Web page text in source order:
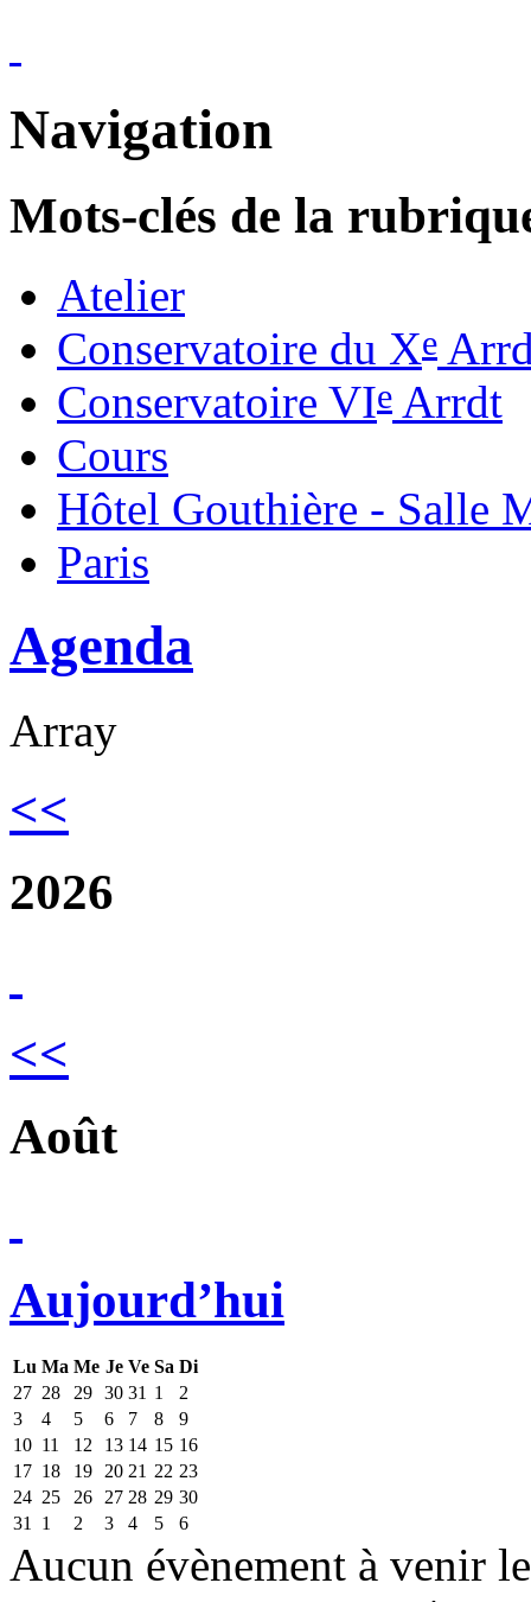
Navigation
Mots-clés de la
Atelier
Conservatoire du Xe
Conservatoire VIe Arrdt
Cours
Hôtel Gouthière - Salle
Paris
Agenda
Array
<<
2026
<<
Août
Aujourd’hui
Lu Ma Me Je Ve Sa Di
27 28 29 30 31 1
2
3
4 5 6 7 8
9
10 11 12 13 14 15 16
17 18 19 20 21 22 23
24 25 26 27 28 29 30
31
1 2 3 4 5 6
Aucun évènement à venir